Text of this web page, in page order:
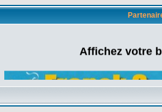
Affichez votre